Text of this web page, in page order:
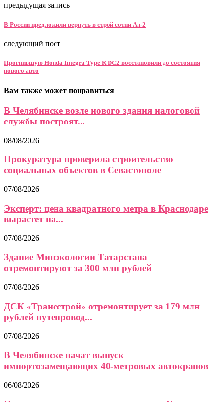
предыдущая запись
В России предложили вернуть в строй сотни Ан-2
следующий пост
Прогнившую Honda Integra Type R DC2 восстановили до состояния
нового авто
Вам также может понравиться
В Челябинске возле нового здания налоговой
службы построят...
08/08/2026
Прокуратура проверила строительство
социальных объектов в Севастополе
07/08/2026
Эксперт: цена квадратного метра в Краснодаре
вырастет на...
07/08/2026
Здание Минэкологии Татарстана
отремонтируют за 300 млн рублей
07/08/2026
ДСК «Трансстрой» отремонтирует за 179 млн
рублей путепровод...
07/08/2026
В Челябинске начат выпуск
импортозамещающих 40-метровых автокранов
06/08/2026